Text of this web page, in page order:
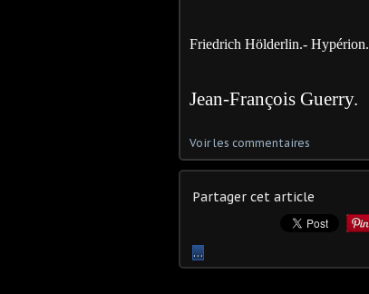
Friedrich Hölderlin.- Hypérion.
Jean-François Guerry.
Voir les commentaires
Partager cet article
…